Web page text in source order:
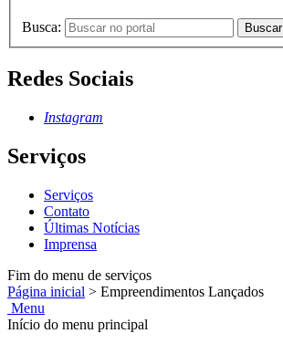
Busca: Buscar
Redes Sociais
Instagram
Serviços
Serviços
Contato
Últimas Notícias
Imprensa
Fim do menu de serviços
Página inicial > Empreendimentos Lançados
Menu
Início do menu principal